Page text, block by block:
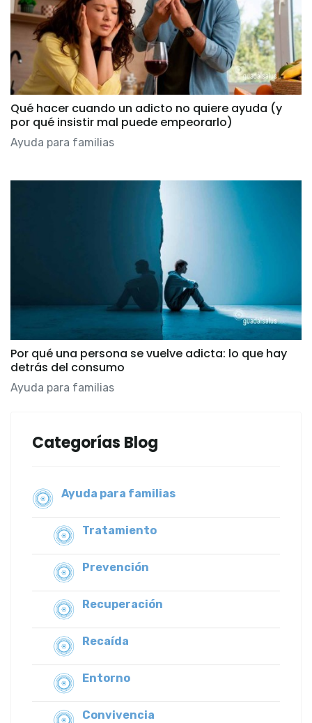
Qué hacer cuando un adicto no quiere ayuda (y
por qué insistir mal puede empeorarlo)
Ayuda para familias
Por qué una persona se vuelve adicta: lo que hay
detrás del consumo
Ayuda para familias
Categorías Blog
Ayuda para familias
Tratamiento
Prevención
Recuperación
Recaída
Entorno
Convivencia